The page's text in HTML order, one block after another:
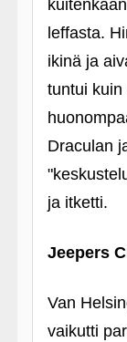
leffasta.
ikinä ja
tuntui kuin
Draculan
ja itketti.
Jeepers
Van
vaikutti